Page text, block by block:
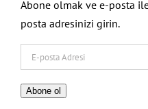
Abone olmak ve e-posta
posta adresinizi girin.
posta
Adresi
Abone ol